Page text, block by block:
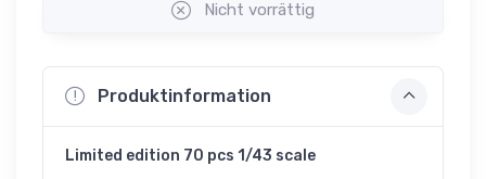
Nicht vorrättig
Produktinformation
Limited edition 70 pcs 1/43 scale